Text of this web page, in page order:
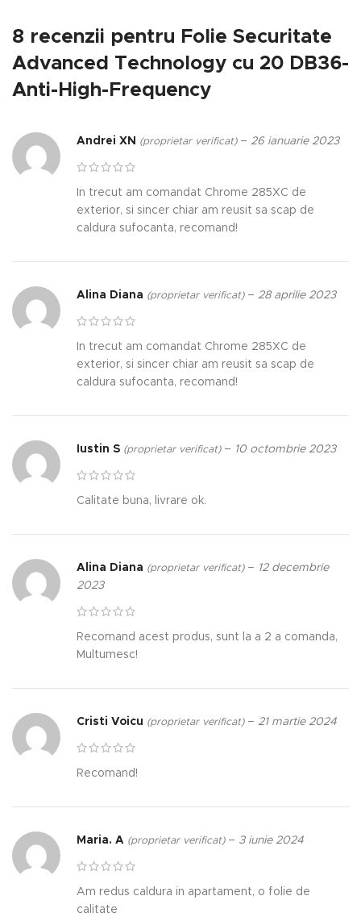
8 recenzii pentru Folie Securitate
Advanced Technology cu 20 DB36-
Anti-High-Frequency
Andrei XN (proprietar verificat) – 26 ianuarie 2023
In trecut am comandat Chrome 285XC de
exterior, si sincer chiar am reusit sa scap de
caldura sufocanta, recomand!
Alina Diana (proprietar verificat) – 28 aprilie 2023
In trecut am comandat Chrome 285XC de
exterior, si sincer chiar am reusit sa scap de
caldura sufocanta, recomand!
Iustin S (proprietar verificat) – 10 octombrie 2023
Calitate buna, livrare ok.
Alina Diana (proprietar verificat) – 12 decembrie
2023
Recomand acest produs, sunt la a 2 a comanda,
Multumesc!
Cristi Voicu (proprietar verificat) – 21 martie 2024
Recomand!
Maria. A (proprietar verificat) – 3 iunie 2024
Am redus caldura in apartament, o folie de
calitate